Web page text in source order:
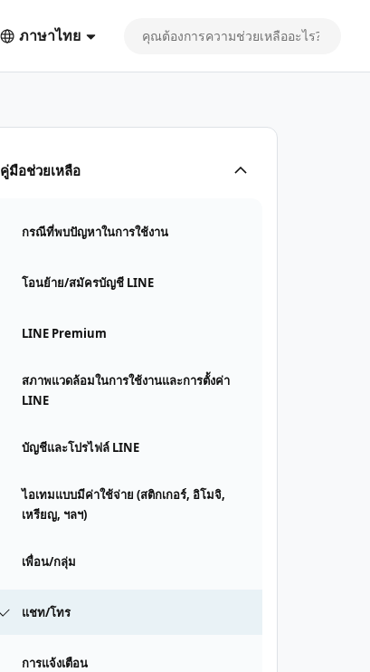
ภาษาไทย
คู่มือช่วยเหลือ
กรณีที่พบปัญหาในการใช้งาน
โอนย้าย/สมัครบัญชี LINE
LINE Premium
สภาพแวดล้อมในการใช้งานและการตั้งค่า
LINE
บัญชีและโปรไฟล์ LINE
ไอเทมแบบมีค่าใช้จ่าย (สติกเกอร์, อิโมจิ,
เหรียญ, ฯลฯ)
เพื่อน/กลุ่ม
แชท/โทร
การแจ้งเตือน